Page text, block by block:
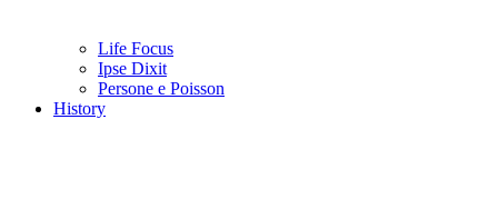
Life Focus
Ipse Dixit
Persone e Poisson
History